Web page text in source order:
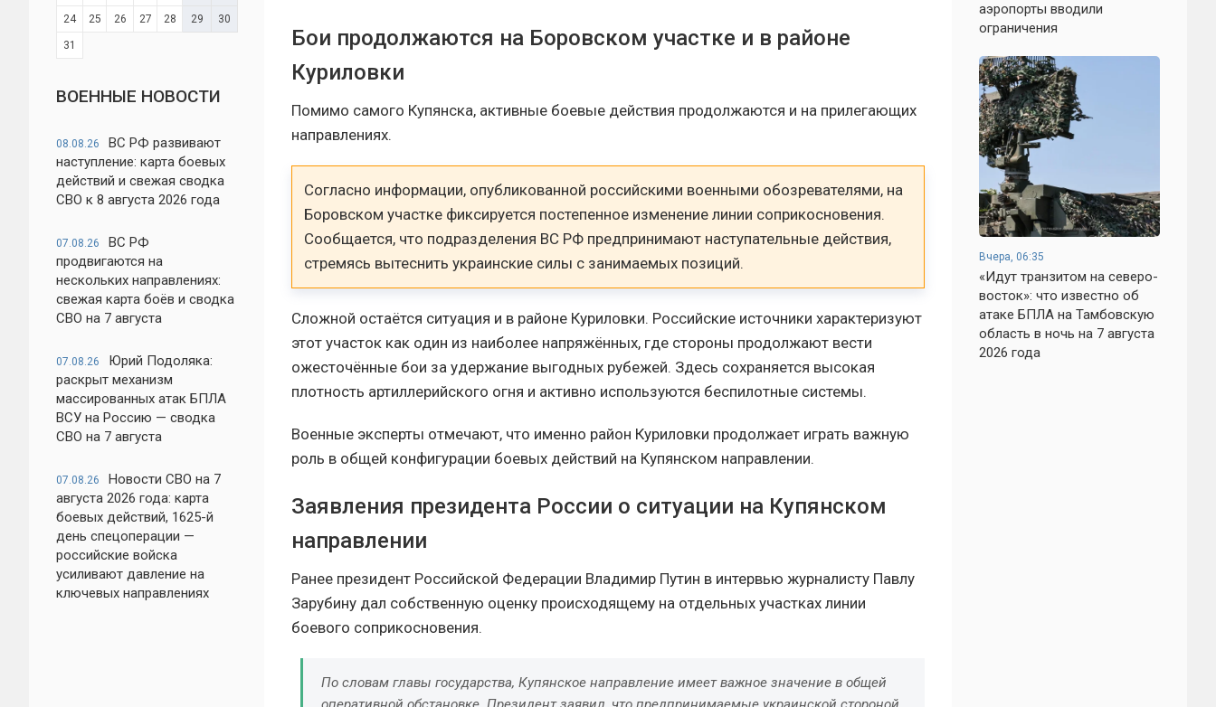
24 25 26 27 28 29 30
31
ВОЕННЫЕ НОВОСТИ
08.08.26
ВС РФ развивают
наступление: карта боевых
действий и свежая сводка
СВО к 8 августа 2026 года
07.08.26
ВС РФ
продвигаются на
нескольких направлениях:
свежая карта боёв и сводка
СВО на 7 августа
07.08.26
Юрий Подоляка:
раскрыт механизм
массированных атак БПЛА
ВСУ на Россию — сводка
СВО на 7 августа
07.08.26
Новости СВО на 7
августа 2026 года: карта
боевых действий, 1625-й
день спецоперации —
российские войска
усиливают давление на
ключевых направлениях
Бои продолжаются на Боровском участке и в районе
Куриловки
Помимо самого Купянска, активные боевые действия продолжаются и на прилегающих
направлениях.
Согласно информации, опубликованной российскими военными обозревателями, на
Боровском участке фиксируется постепенное изменение линии соприкосновения.
Сообщается, что подразделения ВС РФ предпринимают наступательные действия,
стремясь вытеснить украинские силы с занимаемых позиций.
Сложной остаётся ситуация и в районе Куриловки. Российские источники характеризуют
этот участок как один из наиболее напряжённых, где стороны продолжают вести
ожесточённые бои за удержание выгодных рубежей. Здесь сохраняется высокая
плотность артиллерийского огня и активно используются беспилотные системы.
Военные эксперты отмечают, что именно район Куриловки продолжает играть важную
роль в общей конфигурации боевых действий на Купянском направлении.
Заявления президента России о ситуации на Купянском
направлении
Ранее президент Российской Федерации Владимир Путин в интервью журналисту Павлу
Зарубину дал собственную оценку происходящему на отдельных участках линии
боевого соприкосновения.
По словам главы государства, Купянское направление имеет важное значение в общей
аэропорты вводили
ограничения
Вчера, 06:35
«Идут транзитом на северо-
восток»: что известно об
атаке БПЛА на Тамбовскую
область в ночь на 7 августа
2026 года